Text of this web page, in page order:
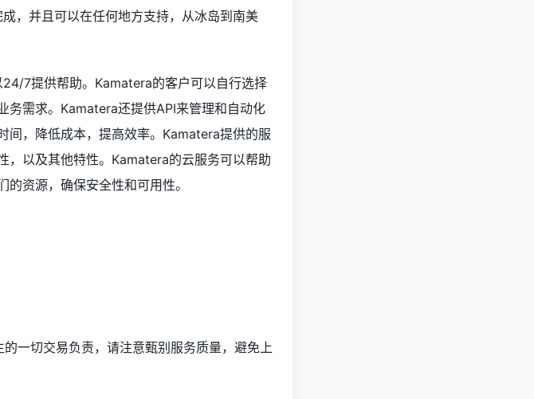
，并且可以在任何地方支持，从冰岛到南美
7提供帮助。Kamatera的客户可以自行选择
务需求。Kamatera还提供API来管理和自动化
间，降低成本，提高效率。Kamatera提供的服
，以及其他特性。Kamatera的云服务可以帮助
资源，确保安全性和可用性。
一切交易负责，请注意甄别服务质量，避免上